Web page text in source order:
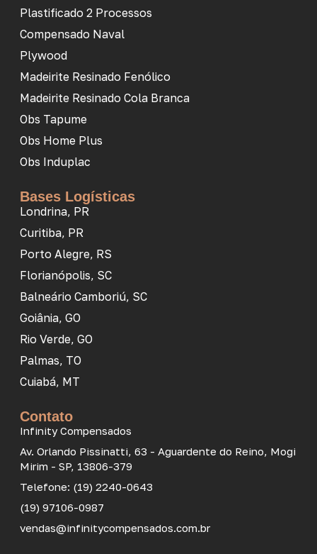
Plastificado 2 Processos
Compensado Naval
Plywood
Madeirite Resinado Fenólico
Madeirite Resinado Cola Branca
Obs Tapume
Obs Home Plus
Obs Induplac
Bases Logísticas
Londrina, PR
Curitiba, PR
Porto Alegre, RS
Florianópolis, SC
Balneário Camboriú, SC
Goiânia, GO
Rio Verde, GO
Palmas, TO
Cuiabá, MT
Contato
Infinity Compensados
Av. Orlando Pissinatti, 63 - Aguardente do Reino, Mogi
Mirim - SP, 13806-379
Telefone: (19) 2240-0643
(19) 97106-0987
vendas@infinitycompensados.com.br